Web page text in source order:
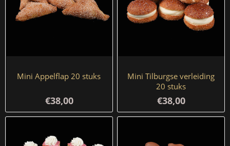
Mini Appelflap 20 stuks
€38,00
Mini Tilburgse verleiding
20 stuks
€38,00